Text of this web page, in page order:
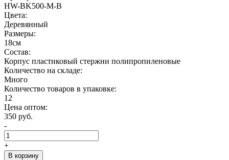
HW-BK500-M-В
Цвета:
Деревянный
Размеры:
18см
Состав:
Корпус пластиковый стержни полипропиленовые
Количество на складе:
Много
Количество товаров в упаковке:
12
Цена оптом:
350 руб.
-
+
В корзину